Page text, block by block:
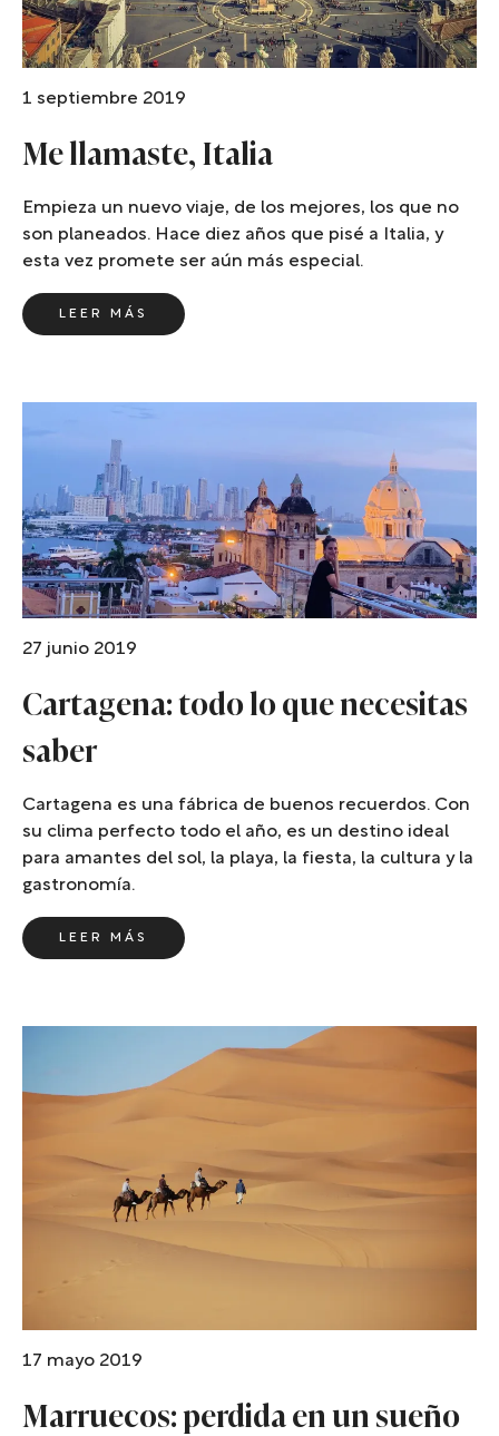
1 septiembre 2019
Me llamaste, Italia
Empieza un nuevo viaje, de los mejores, los que no
son planeados. Hace diez años que pisé a Italia, y
esta vez promete ser aún más especial.
LEER MÁS
27 junio 2019
Cartagena: todo lo que necesitas
saber
Cartagena es una fábrica de buenos recuerdos. Con
su clima perfecto todo el año, es un destino ideal
para amantes del sol, la playa, la fiesta, la cultura y la
gastronomía.
LEER MÁS
17 mayo 2019
Marruecos: perdida en un sueño